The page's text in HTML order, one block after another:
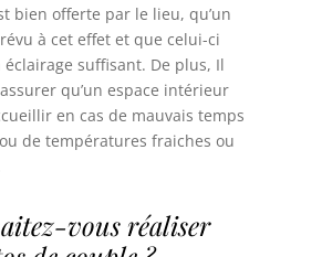
bien offerte par le lieu, qu’un
à cet effet et que celui-ci
éclairage suffisant. De plus, Il
qu’un espace intérieur
en cas de mauvais temps
de températures fraiches ou
vous réaliser